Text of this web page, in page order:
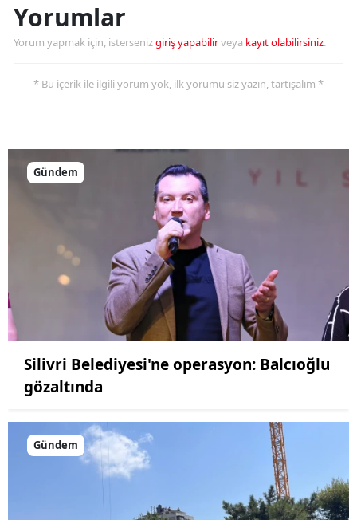
Yorumlar
Yorum yapmak için, istersenizgiriş yapabilirveya kayıt olabilirsiniz.
* Bu içerik ile ilgili yorum yok, ilk yorumu siz yazın, tartışalım *
Gündem
Silivri Belediyesi'ne operasyon: Balcıoğlu
gözaltında
Gündem